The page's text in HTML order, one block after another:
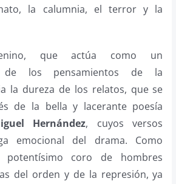
la calumnia, el terror y la
que actúa como un
de los pensamientos de la
la dureza de los relatos, que se
de la bella y lacerante poesía
Hernández, cuyos versos
emocional del drama. Como
potentísimo coro de hombres
del orden y de la represión, ya